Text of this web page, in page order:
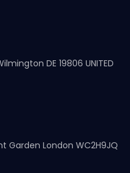
DE 19806 UNITED
Garden London WC2H9JQ